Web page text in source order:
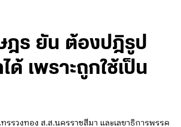
ฎร ยัน ต้องปฎิรูป
เพราะถูกใช้เป็น
รรวงทอง ส.ส.นครราชสีมา และเลขาธิการพรรค